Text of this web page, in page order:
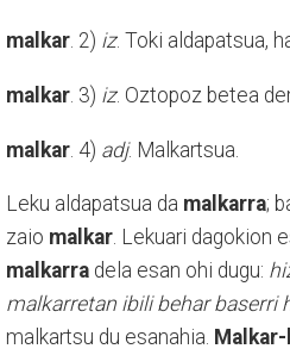
malkar. 2) iz. Toki aldapatsua,
malkar . 3) iz. Oztopoz betea
malkar . 4) adj. Malkartsua.
Leku aldapatsua da malkarra;
zaio malkar. Lekuari dagokion
malkarra dela esan ohi dugu:
malkarretan ibili behar baserri
malkartsu du esanahia.